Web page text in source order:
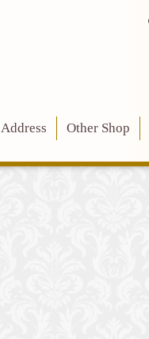
Address Other Shop